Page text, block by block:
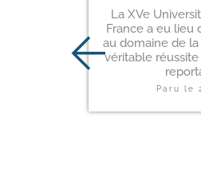
La XVe
France a eu lieu
au domaine de
véritable
Paru le